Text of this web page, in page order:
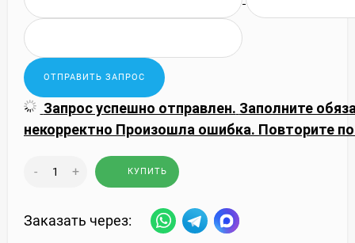
Запрос успешно отправлен. Заполните
некорректно Произошла ошибка. Повторите
- + КУПИТЬ
Заказать через: